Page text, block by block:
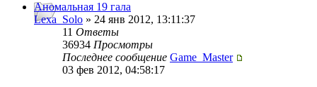
Аномальная 19 гала
Lexa_Solo » 24 янв 2012, 13:11:37
11 Ответы
36934 Просмотры
Последнее сообщение Game_Master
03 фев 2012, 04:58:17